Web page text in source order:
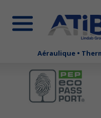
Aéraulique •